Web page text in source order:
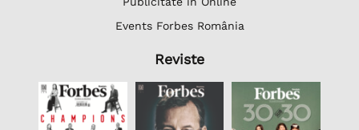
Events Forbes România
Reviste